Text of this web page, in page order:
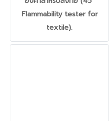
Flammability tester for
textile).